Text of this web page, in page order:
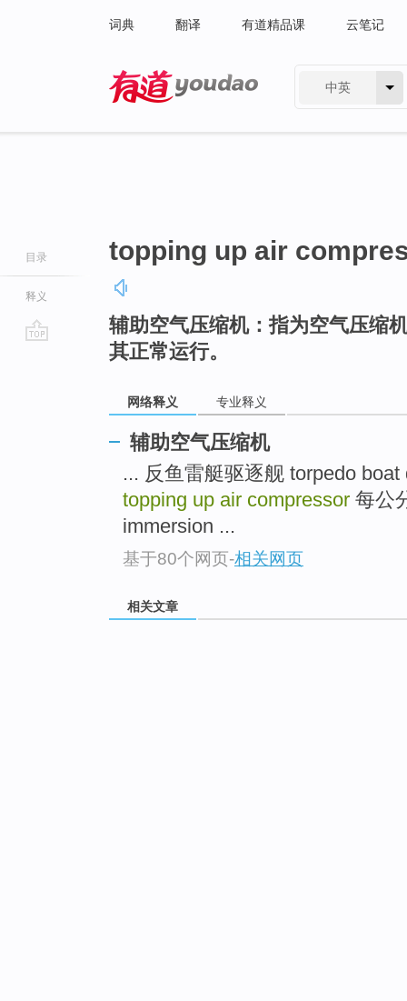
词典 翻译 有道精品课 云笔记
中英
目录
释义
topping up air
辅助空气压缩机：指为空气压缩
其正常运行。
网络释义 专业释义
辅助空气压缩机
... 反鱼雷艇驱逐舰 torpedo
topping up air compressor 每公
immersion ...
基于80个网页-相关网页
相关文章